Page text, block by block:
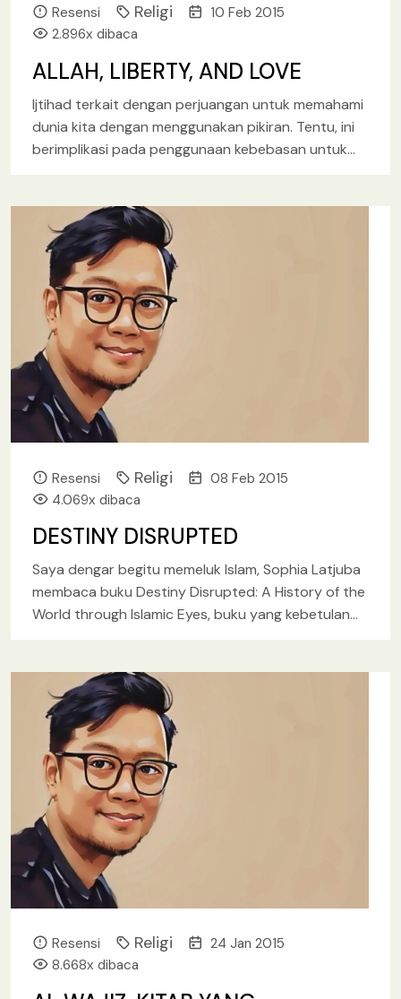
Resensi Religi
10 Feb 2015
2.896x dibaca
ALLAH, LIBERTY, AND LOVE
Ijtihad terkait dengan perjuangan untuk memahami
dunia kita dengan menggunakan pikiran. Tentu, ini
berimplikasi pada penggunaan kebebasan untuk
Resensi Religi
08 Feb 2015
4.069x dibaca
DESTINY DISRUPTED
Saya dengar begitu memeluk Islam, Sophia Latjuba
membaca buku Destiny Disrupted: A History of the
World through Islamic Eyes, buku yang kebetulan
Resensi Religi
24 Jan 2015
8.668x dibaca